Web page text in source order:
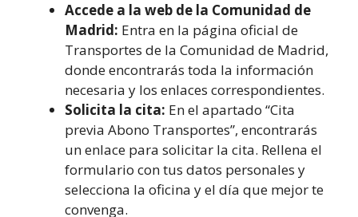
Accede a la web de la Comunidad de
Madrid: Entra en la página oficial de
Transportes de la Comunidad de Madrid,
donde encontrarás toda la información
necesaria y los enlaces correspondientes.
Solicita la cita: En el apartado “Cita
previa Abono Transportes”, encontrarás
un enlace para solicitar la cita. Rellena el
formulario con tus datos personales y
selecciona la oficina y el día que mejor te
convenga.